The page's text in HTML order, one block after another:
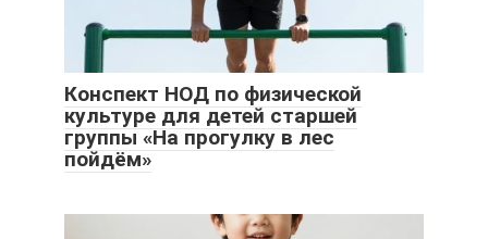
Конспект НОД по физической
культуре для детей старшей
группы «На прогулку в лес
пойдём»